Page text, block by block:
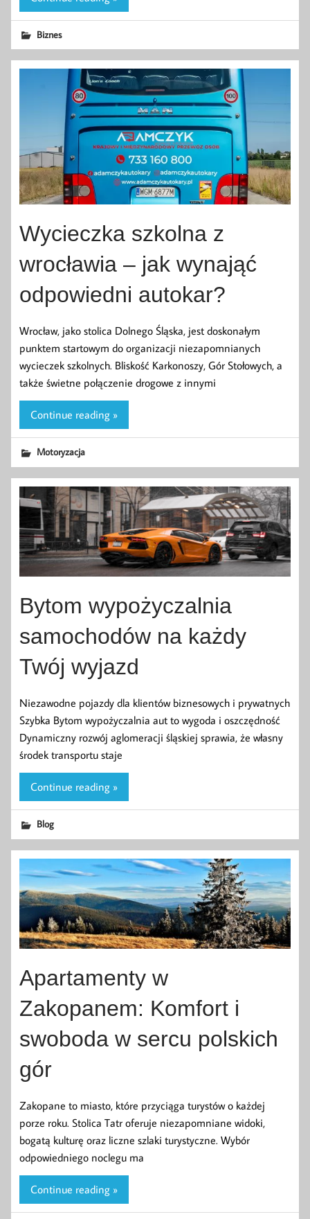
Biznes
Wycieczka szkolna z
wrocławia – jak wynająć
odpowiedni autokar?
Wrocław, jako stolica Dolnego Śląska, jest doskonałym
punktem startowym do organizacji niezapomnianych
wycieczek szkolnych. Bliskość Karkonoszy, Gór Stołowych, a
także świetne połączenie drogowe z innymi
Continue reading »
Motoryzacja
Bytom wypożyczalnia
samochodów na każdy
Twój wyjazd
Niezawodne pojazdy dla klientów biznesowych i prywatnych
Szybka Bytom wypożyczalnia aut to wygoda i oszczędność
Dynamiczny rozwój aglomeracji śląskiej sprawia, że własny
środek transportu staje
Continue reading »
Blog
Apartamenty w
Zakopanem: Komfort i
swoboda w sercu polskich
gór
Zakopane to miasto, które przyciąga turystów o każdej
porze roku. Stolica Tatr oferuje niezapomniane widoki,
bogatą kulturę oraz liczne szlaki turystyczne. Wybór
odpowiedniego noclegu ma
Continue reading »